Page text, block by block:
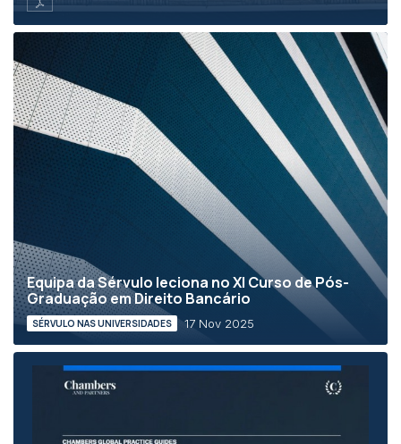
Equipa da Sérvulo leciona no XI Curso de Pós-
Graduação em Direito Bancário
SÉRVULO NAS UNIVERSIDADES 17 Nov 2025